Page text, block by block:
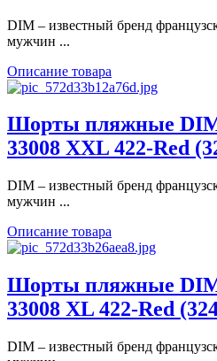
DIM – известный бренд
мужчин ...
Описание товара
Шорты пляжные
33008 XXL 422-Red
DIM – известный бренд
мужчин ...
Описание товара
Шорты пляжные
33008 XL 422-Red
DIM – известный бренд